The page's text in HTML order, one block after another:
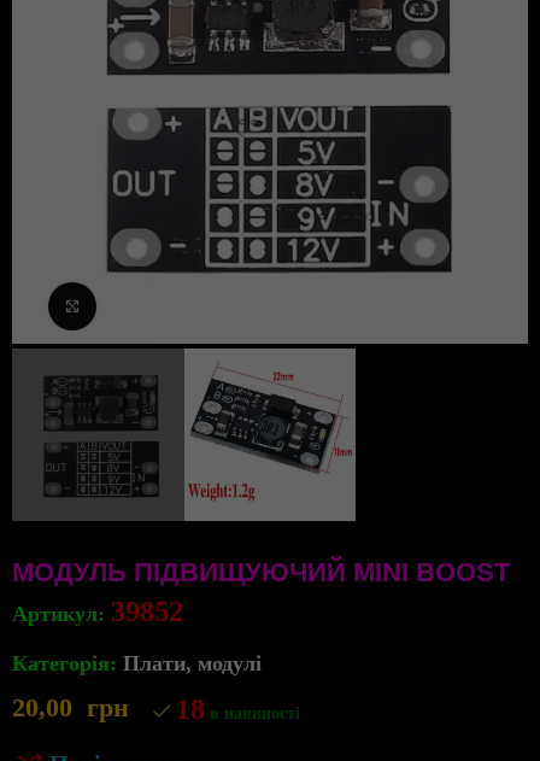
МОДУЛЬ ПІДВИЩУЮЧИЙ MINI BOOST
Артикул: 39852
Категорія: Плати, модулі
20,00 грн 18 в наявності